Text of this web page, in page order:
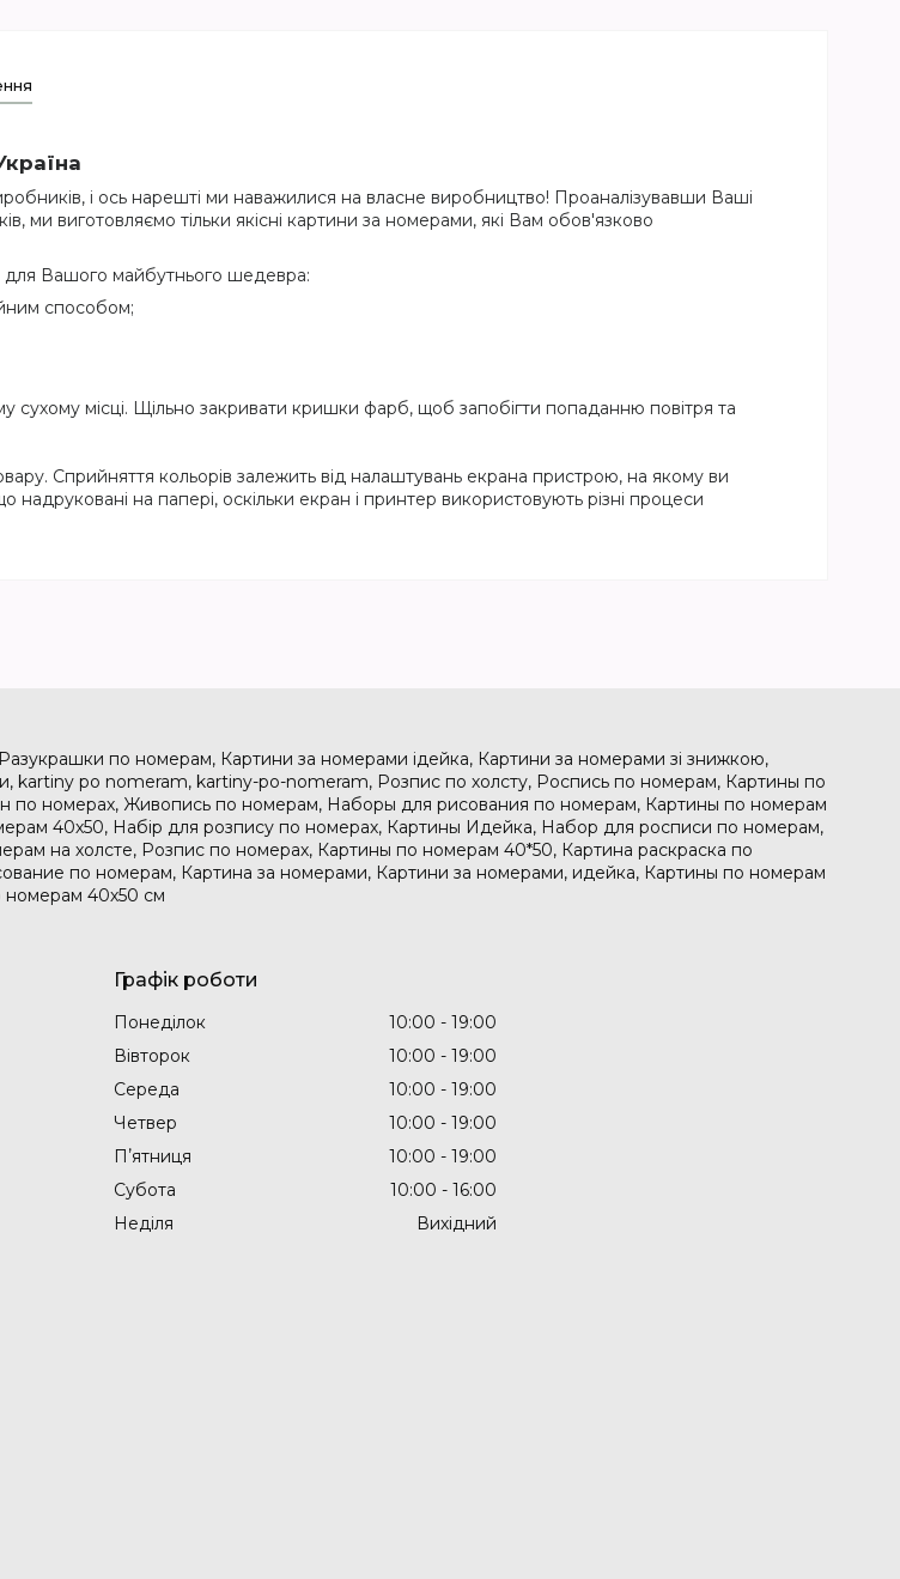
і ось нарешті ми наважилися на власне виробництво! Проаналізувавши Ваші
ми виготовляємо тільки якісні картини за номерами, які Вам обов'язково
для Вашого майбутнього шедевра:
способом;
сухому місці. Щільно закривати кришки фарб, щоб запобігти попаданню повітря та
Сприйняття кольорів залежить від налаштувань екрана пристрою, на якому ви
на папері, оскільки екран і принтер використовують різні процеси
по номерам, Картини за номерами ідейка, Картини за номерами зі знижкою,
kartiny po nomeram, kartiny-po-nomeram, Розпис по холсту, Роспись по номерам, Картины по
по номерах, Живопись по номерам, Наборы для рисования по номерам, Картины по номерам
40х50, Набір для розпису по номерах, Картины Идейка, Набор для росписи по номерам,
на холсте, Розпис по номерах, Картины по номерам 40*50, Картина раскраска по
по номерам, Картина за номерами, Картини за номерами, идейка, Картины по номерам
номерам 40х50 см
Графік роботи
Понеділок 10:00
19:00
Вівторок
10:00
19:00
Середа
10:00
19:00
Четвер
10:00
19:00
Пʼятниця
10:00
19:00
Субота
10:00
16:00
Неділя
Вихідний